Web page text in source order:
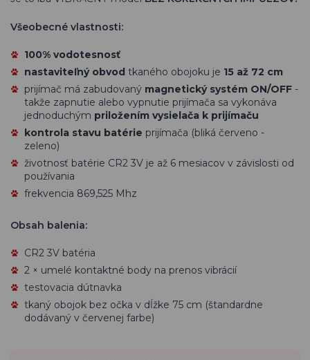
Všeobecné vlastnosti:
100% vodotesnosť
nastaviteľný obvod tkaného obojoku je 15 až 72 cm
prijímač má zabudovaný magnetický systém ON/OFF -
takže zapnutie alebo vypnutie prijímača sa vykonáva
jednoduchým priložením vysielača k prijímaču
kontrola stavu batérie prijímača (bliká červeno -
zeleno)
životnosť batérie CR2 3V je až 6 mesiacov v závislosti od
používania
frekvencia 869,525 Mhz
Obsah balenia:
CR2 3V batéria
2 × umelé kontaktné body na prenos vibrácií
testovacia dútnavka
tkaný obojok bez očka v dĺžke 75 cm (štandardne
dodávaný v červenej farbe)